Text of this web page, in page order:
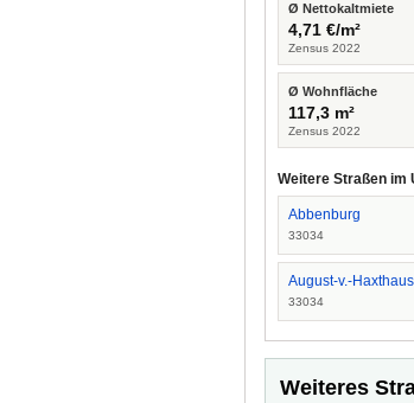
Ø Nettokaltmiete
4,71 €/m²
Zensus 2022
Ø Wohnfläche
117,3 m²
Zensus 2022
Weitere Straßen im
Abbenburg
33034
August-v.-
33034
Weiteres